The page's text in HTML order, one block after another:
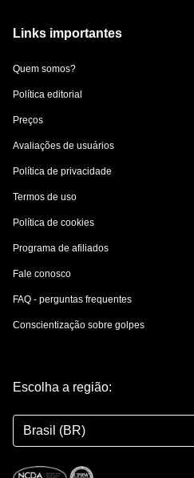
Links importantes
Quem somos?
Política editorial
Preços
Avaliações de usuários
Política de privacidade
Termos de uso
Política de cookies
Programa de afiliados
Fale conosco
FAQ - perguntas frequentes
Conscientização sobre golpes
Escolha a região:
Brasil (BR)